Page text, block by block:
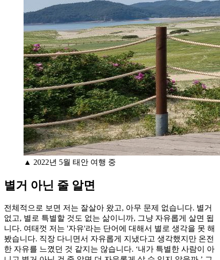
▲ 2022년 5월 태안 여행 중
별거 아닌 줄 알면
전체적으로 보면 저는 잘살아 왔고, 아무 문제 없습니다. 별거
없고, 별로 특별할 것도 없는 삶이니까, 그냥 자유롭게 살면 됩
니다. 여태껏 저는 '자유'라는 단어에 대해서 별로 생각을 못 해
봤습니다. 직장 다니면서 자유롭게 지냈다고 생각했지만 온전
한 자유를 느꼈던 것 같지는 않습니다. ‘내가 특별한 사람이 아